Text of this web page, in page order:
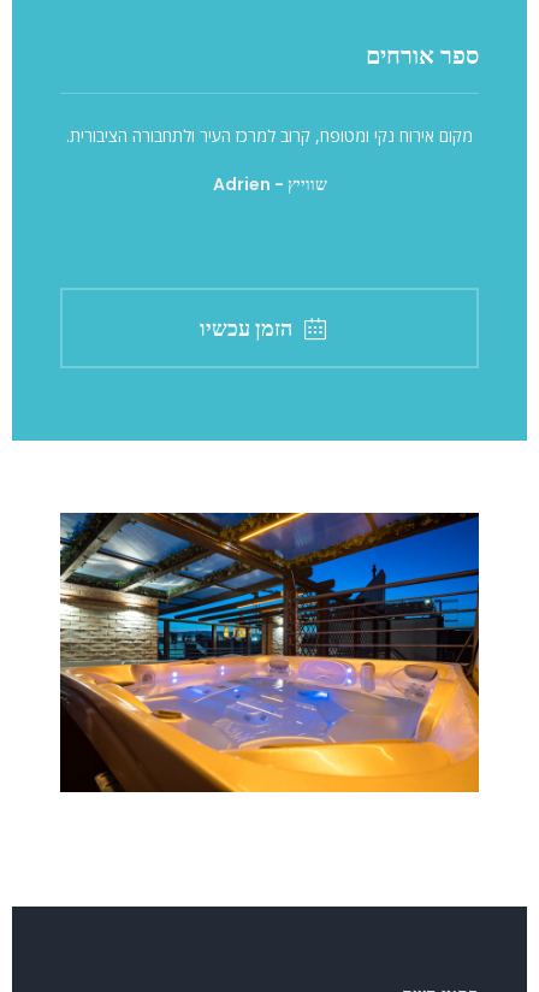
ספר אורחים
מקום אירוח נקי ומטופח, קרוב למרכז העיר ולתחבורה הציבורית.
שווייץ - Adrien
הזמן עכשיו